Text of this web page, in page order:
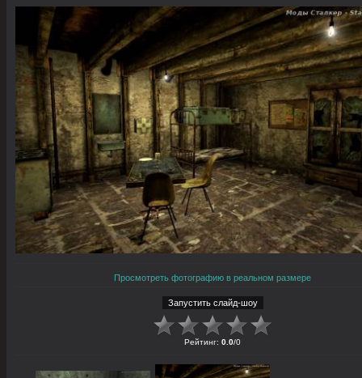
Просмотреть фотографию в реальном размере
Рейтинг: 0.0/0